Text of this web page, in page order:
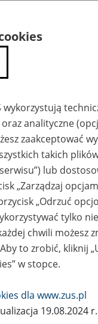
do siebie -
Twojej
wykorzystują
analityczne
zaakceptować
takich
lub
„Zarządzaj
„Odrzuć
tylko
chwili możesz
to zrobić, kliknij
w stopce.
dla www.zus.pl
19.08.2024 r.